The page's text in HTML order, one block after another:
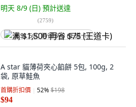
明天 8/9 (日) 預計送達
(2759)
满 $1,500 再省 $75 (王道卡)
A star 貓薄荷夾心餡餅 5包, 100g, 2
袋, 原草鮭魚
首購折扣價 52%$198
$94